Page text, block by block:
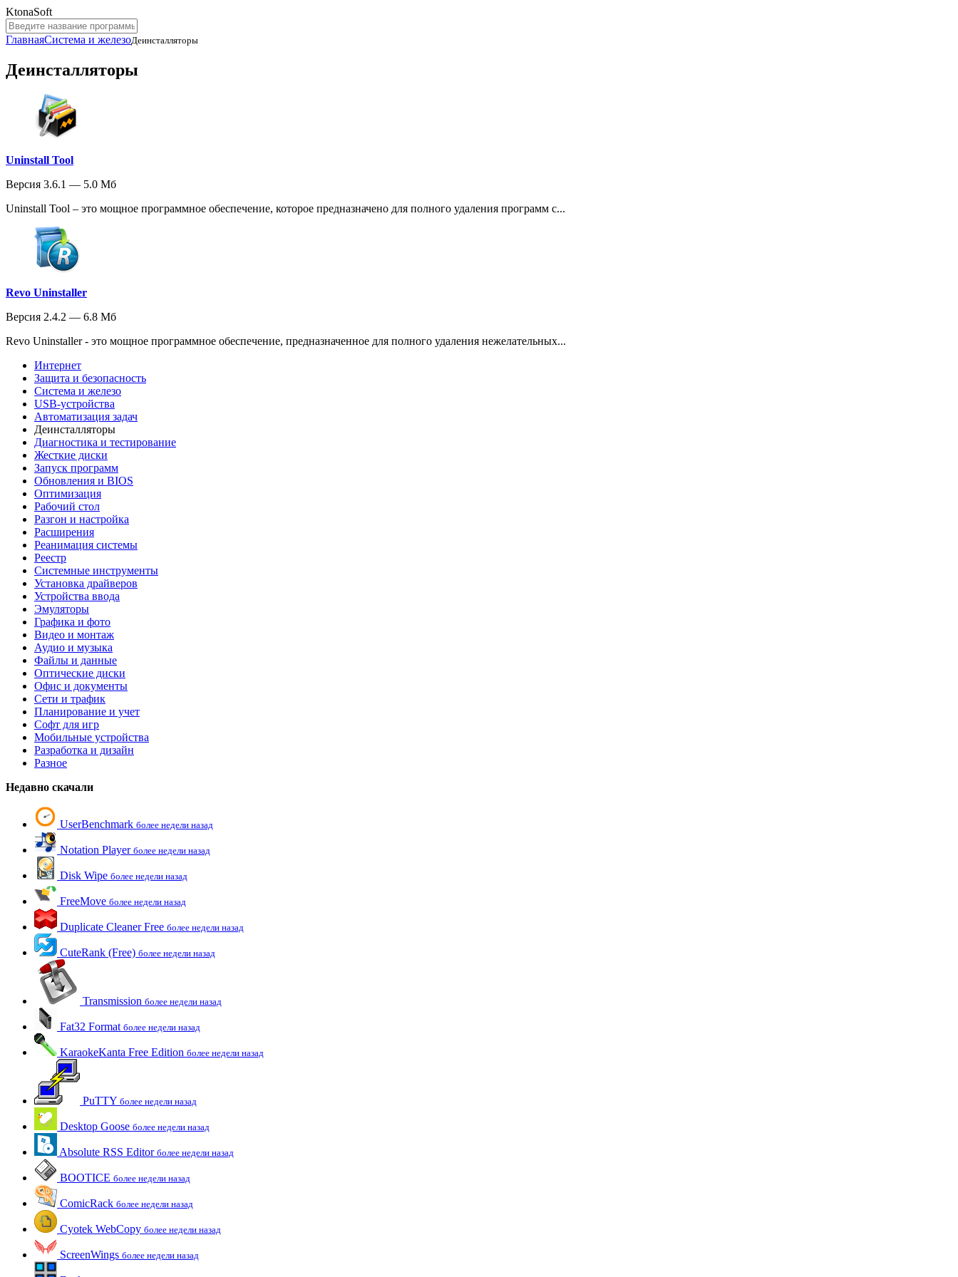
KtonaSoft
ГлавнаяСистема и железоДеинсталляторы
Деинсталляторы
Uninstall Tool
Версия 3.6.1 — 5.0 Мб
Uninstall Tool – это мощное программное обеспечение, которое предназначено для полного удаления программ с...
Revo Uninstaller
Версия 2.4.2 — 6.8 Мб
Revo Uninstaller - это мощное программное обеспечение, предназначенное для полного удаления нежелательных...
Интернет
Защита и безопасность
Система и железо
USB-устройства
Автоматизация задач
Деинсталляторы
Диагностика и тестирование
Жесткие диски
Запуск программ
Обновления и BIOS
Оптимизация
Рабочий стол
Разгон и настройка
Расширения
Реанимация системы
Реестр
Системные инструменты
Установка драйверов
Устройства ввода
Эмуляторы
Графика и фото
Видео и монтаж
Аудио и музыка
Файлы и данные
Оптические диски
Офис и документы
Сети и трафик
Планирование и учет
Софт для игр
Мобильные устройства
Разработка и дизайн
Разное
Недавно скачали
UserBenchmark более недели назад
Notation Player более недели назад
Disk Wipe более недели назад
FreeMove более недели назад
Duplicate Cleaner Free более недели назад
CuteRank (Free) более недели назад
Transmission более недели назад
Fat32 Format более недели назад
KaraokeKanta Free Edition более недели назад
PuTTY более недели назад
Desktop Goose более недели назад
Absolute RSS Editor более недели назад
BOOTICE более недели назад
ComicRack более недели назад
Cyotek WebCopy более недели назад
ScreenWings более недели назад